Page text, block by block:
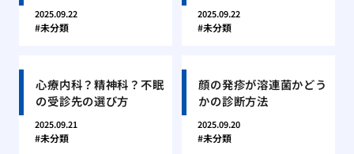
2025.09.22
未分類
2025.09.22
未分類
心療内科？精神科？不眠
の受診先の選び方
2025.09.21
未分類
顔の発疹が溶連菌かどう
かの診断方法
2025.09.20
未分類